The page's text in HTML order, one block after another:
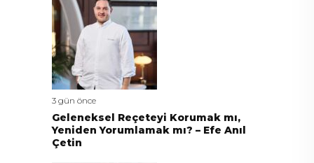
3 gün önce
Geleneksel Reçeteyi Korumak mı,
Yeniden Yorumlamak mı? – Efe Anıl
Çetin